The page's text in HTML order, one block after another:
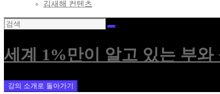
김새해 컨텐츠
세계 1%만이 알고 있는 부와
강의 소개로 돌아가기